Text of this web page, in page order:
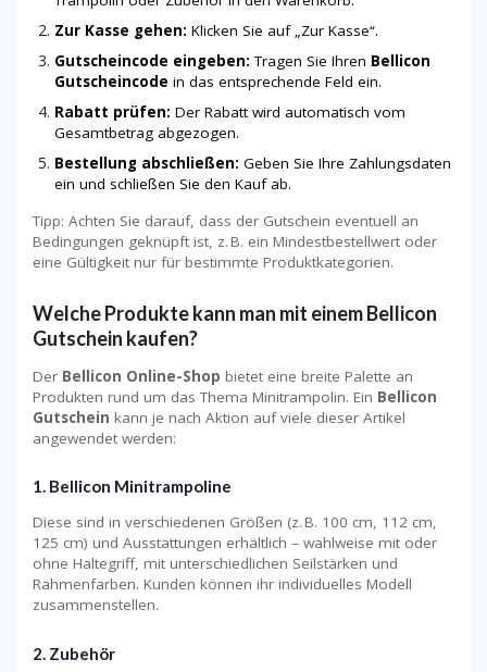
Zur Kasse gehen: Klicken Sie auf „Zur Kasse“.
Gutscheincode eingeben: Tragen Sie Ihren Bellicon
Gutscheincode in das entsprechende Feld ein.
Rabatt prüfen: Der Rabatt wird automatisch vom
Gesamtbetrag abgezogen.
Bestellung abschließen: Geben Sie Ihre Zahlungsdaten
ein und schließen Sie den Kauf ab.
Tipp: Achten Sie darauf, dass der Gutschein eventuell an
Bedingungen geknüpft ist, z. B. ein Mindestbestellwert oder
eine Gültigkeit nur für bestimmte Produktkategorien.
Welche Produkte kann man mit einem Bellicon
Gutschein kaufen?
Der Bellicon Online-Shop bietet eine breite Palette an
Produkten rund um das Thema Minitrampolin. Ein Bellicon
Gutschein kann je nach Aktion auf viele dieser Artikel
angewendet werden:
1. Bellicon Minitrampoline
Diese sind in verschiedenen Größen (z. B. 100 cm, 112 cm,
125 cm) und Ausstattungen erhältlich – wahlweise mit oder
ohne Haltegriff, mit unterschiedlichen Seilstärken und
Rahmenfarben. Kunden können ihr individuelles Modell
zusammenstellen.
2. Zubehör